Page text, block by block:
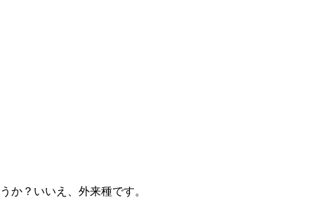
か？いいえ、外来種です。